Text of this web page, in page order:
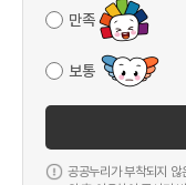
만족
보통
공공누리가 부착되지 않